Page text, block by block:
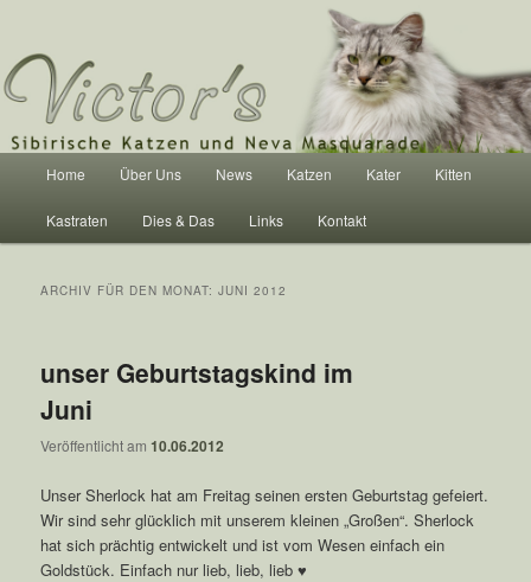
Victor's Sibirische Katzen und Neva
Masquarade
Zum Inhalt wechseln
Zum sekundären Inhalt wechseln
Home Über Uns News Katzen Kater Kitten
Kastraten Dies & Das Links Kontakt
ARCHIV FÜR DEN MONAT:JUNI 2012
unser Geburtstagskind im
Juni
Veröffentlicht am10.06.2012
Unser Sherlock hat am Freitag seinen ersten Geburtstag gefeiert.
Wir sind sehr glücklich mit unserem kleinen „Großen“. Sherlock
hat sich prächtig entwickelt und ist vom Wesen einfach ein
Goldstück. Einfach nur lieb, lieb, lieb ♥